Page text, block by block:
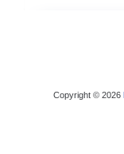
Copyright © 2026